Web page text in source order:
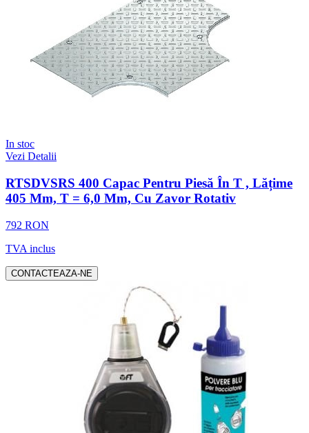
In stoc
Vezi Detalii
RTSDVSRS 400 Capac Pentru Piesă În T , Lățime
405 Mm, T = 6,0 Mm, Cu Zavor Rotativ
792 RON
TVA inclus
CONTACTEAZA-NE